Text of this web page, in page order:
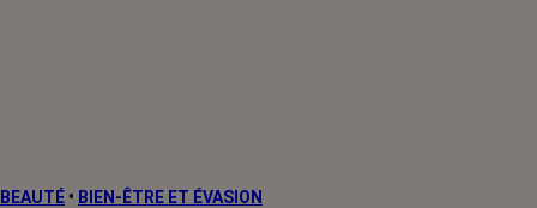
BEAUTÉ • BIEN-ÊTRE ET ÉVASION